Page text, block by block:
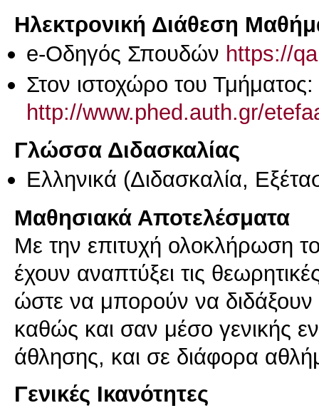
Ηλεκτρονική Διάθεση
e-Οδηγός Σπουδών https://
Στον ιστοχώρο του Τμήματος:
http://www.phed.auth.gr/
Γλώσσα Διδασκαλίας
Ελληνικά (Διδασκαλία,
Μαθησιακά Αποτελέσματα
Με την επιτυχή ολοκλήρωση
έχουν αναπτύξει τις
ώστε να μπορούν να
καθώς και σαν μέσο γενικής
άθλησης, και σε διάφορα
Γενικές Ικανότητες